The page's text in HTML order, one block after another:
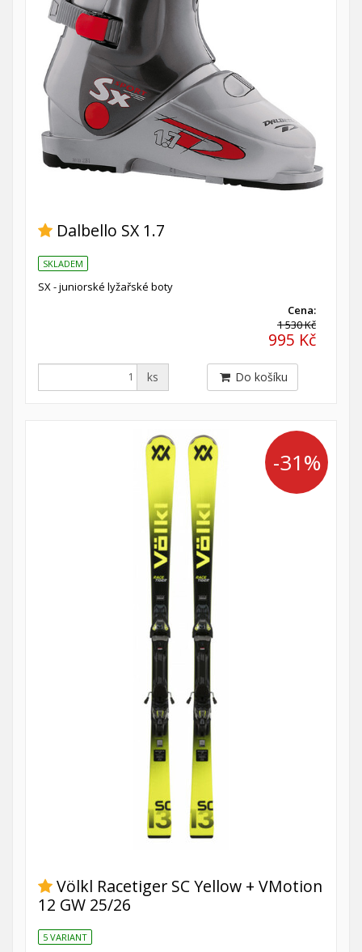
Dalbello SX 1.7
SKLADEM
SX - juniorské lyžařské boty
Cena:
1 530 Kč
995 Kč
ks Do košíku
-31%
Völkl Racetiger SC Yellow + VMotion
12 GW 25/26
5 VARIANT